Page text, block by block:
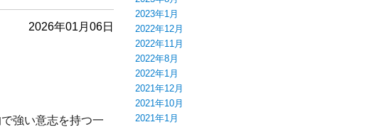
2026年01月06日
強い意志を持つ一
2023年1月
2022年12月
2022年11月
2022年8月
2022年1月
2021年12月
2021年10月
2021年1月